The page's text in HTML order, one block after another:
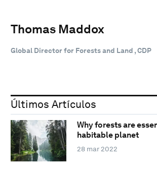
Thomas Maddox
Global Director for Forests and Land , CDP
Últimos Artículos
Why forests are
habitable planet
28 mar 2022